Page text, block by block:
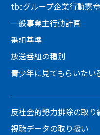
tbcグループ企業行動憲章
一般事業主行動計画
番組基準
放送番組の種別
青少年に見てもらいたい
反社会的勢力排除の取り
視聴データの取り扱い